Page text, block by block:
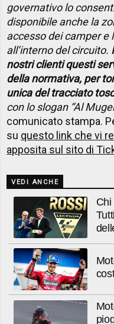
governativo lo
disponibile anche la
accesso dei camper e
all’interno del circuito.
nostri clienti questi
della normativa, per
unica del tracciato
con lo slogan “Al
comunicato stampa.
su questo link che vi
apposita sul sito di
VEDI ANCHE